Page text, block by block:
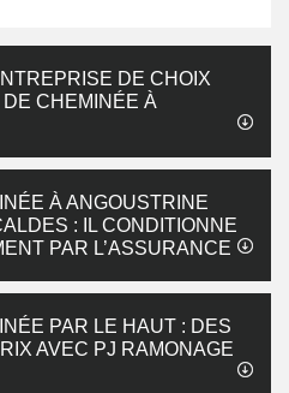
DE CHOIX
CHEMINÉE À
À ANGOUSTRINE
: IL CONDITIONNE
PAR L’ASSURANCE
PAR LE HAUT : DES
AVEC PJ RAMONAGE